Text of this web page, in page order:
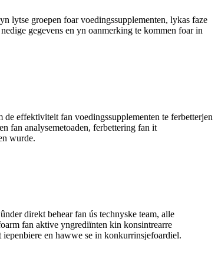
lytse groepen foar voedingssupplementen, lykas faze
gegevens en yn oanmerking te kommen foar in
effektiviteit fan voedingssupplementen te ferbetterjen
fan analysemetoaden, ferbettering fan it
wurde.
direkt behear fan ús technyske team, alle
fan aktive yngrediïnten kin konsintrearre
en hawwe se in konkurrinsjefoardiel.